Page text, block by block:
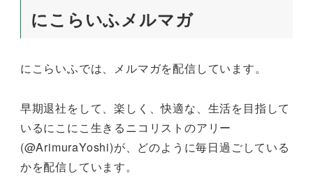
にこらいふメルマガ
にこらいふでは、メルマガを配信しています。
早期退社をして、楽しく、快適な、生活を目指して
いるにこにこ生きるニコリストのアリー
(@ArimuraYoshi)が、どのように毎日過ごしている
かを配信しています。